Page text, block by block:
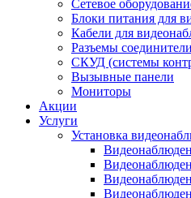
Сетевое
Блоки питания для
Кабели для
Разъемы
СКУД (системы
Вызывные панели
Мониторы
Акции
Услуги
Установка